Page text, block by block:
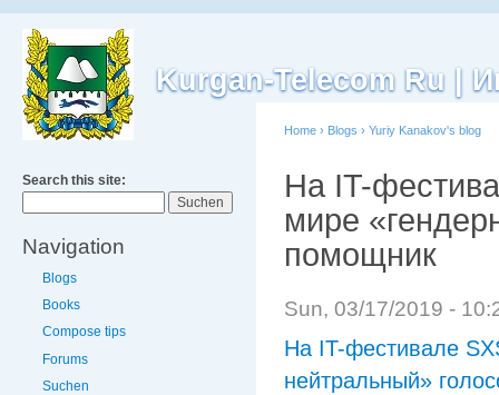
Kurgan-Telecom Ru |
Search this site:
Navigation
Blogs
Books
Compose tips
Forums
Suchen
Home › Blogs › Yuriy Kanakov's blog
На IT-
мире
помощник
Sun, 03/17/2019 -
На IT-фестивале
нейтральный»